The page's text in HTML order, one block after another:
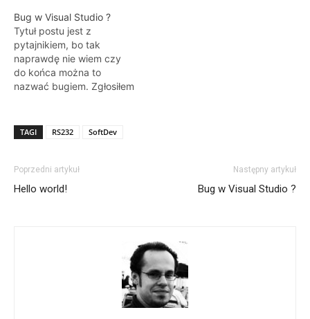
Bug w Visual Studio ?
Tytuł postu jest z
pytajnikiem, bo tak
naprawdę nie wiem czy
do końca można to
nazwać bugiem. Zgłosiłem
sieci opisu takiej sytuacji i
jej rozwiązania więc
warto ku pamięci utrwalić
to zarówno w ten sposób
TAGI RS232 SoftDev
Poprzedni artykuł
Hello world!
Następny artykuł
Bug w Visual Studio ?